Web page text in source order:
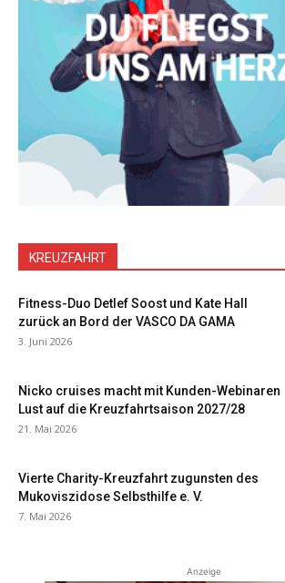
KREUZFAHRT
Fitness-Duo Detlef Soost und Kate Hall
zurück an Bord der VASCO DA GAMA
3. Juni 2026
Nicko cruises macht mit Kunden-Webinaren
Lust auf die Kreuzfahrtsaison 2027/28
21. Mai 2026
Vierte Charity-Kreuzfahrt zugunsten des
Mukoviszidose Selbsthilfe e. V.
7. Mai 2026
Anzeige